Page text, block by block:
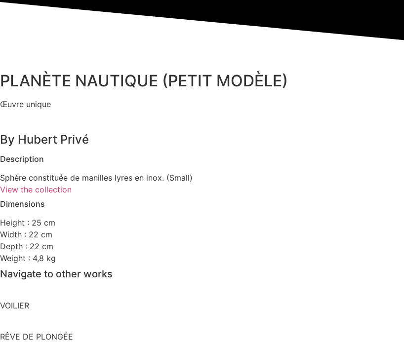
PLANÈTE NAUTIQUE (PETIT MODÈLE)
Œuvre unique
By Hubert Privé
Description
Sphère constituée de manilles lyres en inox. (Small)
View the collection
Dimensions
Height : 25 cm
Width : 22 cm
Depth : 22 cm
Weight : 4,8 kg
Navigate to other works
VOILIER
RÊVE DE PLONGÉE